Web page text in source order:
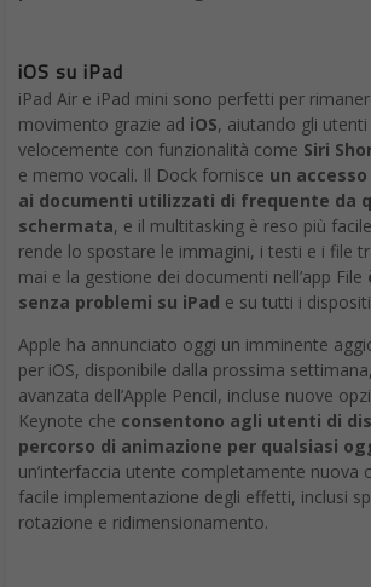
iOS su iPad
iPad Air e iPad mini sono perfetti per
movimento grazie ad iOS, aiutando gli
velocemente con funzionalità come Siri
e memo vocali. Il Dock fornisce un
ai documenti utilizzati di frequente da
schermata, e il multitasking è reso più
rende lo spostare le immagini, i testi e i file
mai e la gestione dei documenti nell’app File
senza problemi su iPad e su tutti i
Apple ha annunciato oggi un imminente
per iOS, disponibile dalla prossima
avanzata dell’Apple Pencil, incluse nuove
Keynote che consentono agli utenti di
percorso di animazione per qualsiasi
un’interfaccia utente completamente nuova
facile implementazione degli effetti, inclusi
rotazione e ridimensionamento.